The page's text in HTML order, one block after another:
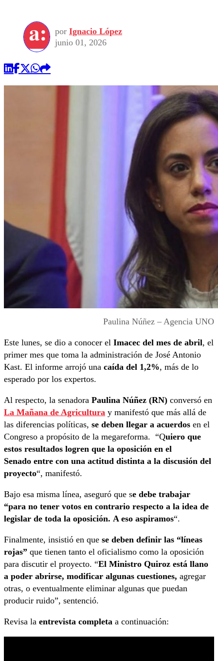
por Ignacio López
junio 01, 2026
Paulina Núñez – Agencia UNO
Este lunes, se dio a conocer el Imacec del mes de abril, el
primer mes que toma la administración de José Antonio
Kast. El informe arrojó una caída del 1,2%, más de lo
esperado por los expertos.
Al respecto, la senadora Paulina Núñez (RN) conversó en
La Mañana de Agricultura y manifestó que más allá de
las diferencias políticas, se deben llegar a acuerdos en el
Congreso a propósito de la megareforma. “Quiero que
estos resultados logren que la oposición en el
Senado entre con una actitud distinta a la discusión del
proyecto“, manifestó.
Bajo esa misma línea, aseguró que se debe trabajar
“para no tener votos en contrario respecto a la idea de
legislar de toda la oposición. A eso aspiramos“.
Finalmente, insistió en que se deben definir las “líneas
rojas” que tienen tanto el oficialismo como la oposición
para discutir el proyecto. “El Ministro Quiroz está llano
a poder abrirse, modificar algunas cuestiones, agregar
otras, o eventualmente eliminar algunas que puedan
producir ruido”, sentenció.
Revisa la entrevista completa a continuación: